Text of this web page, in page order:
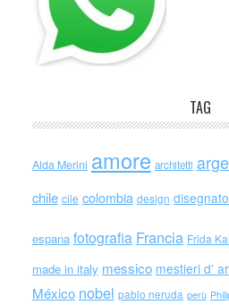
TAG
Alda Merini amore architetti
chile cile colombia design
espana fotografia Francia Frida
made in italy messico mestieri d'
México nobel pablo neruda perù